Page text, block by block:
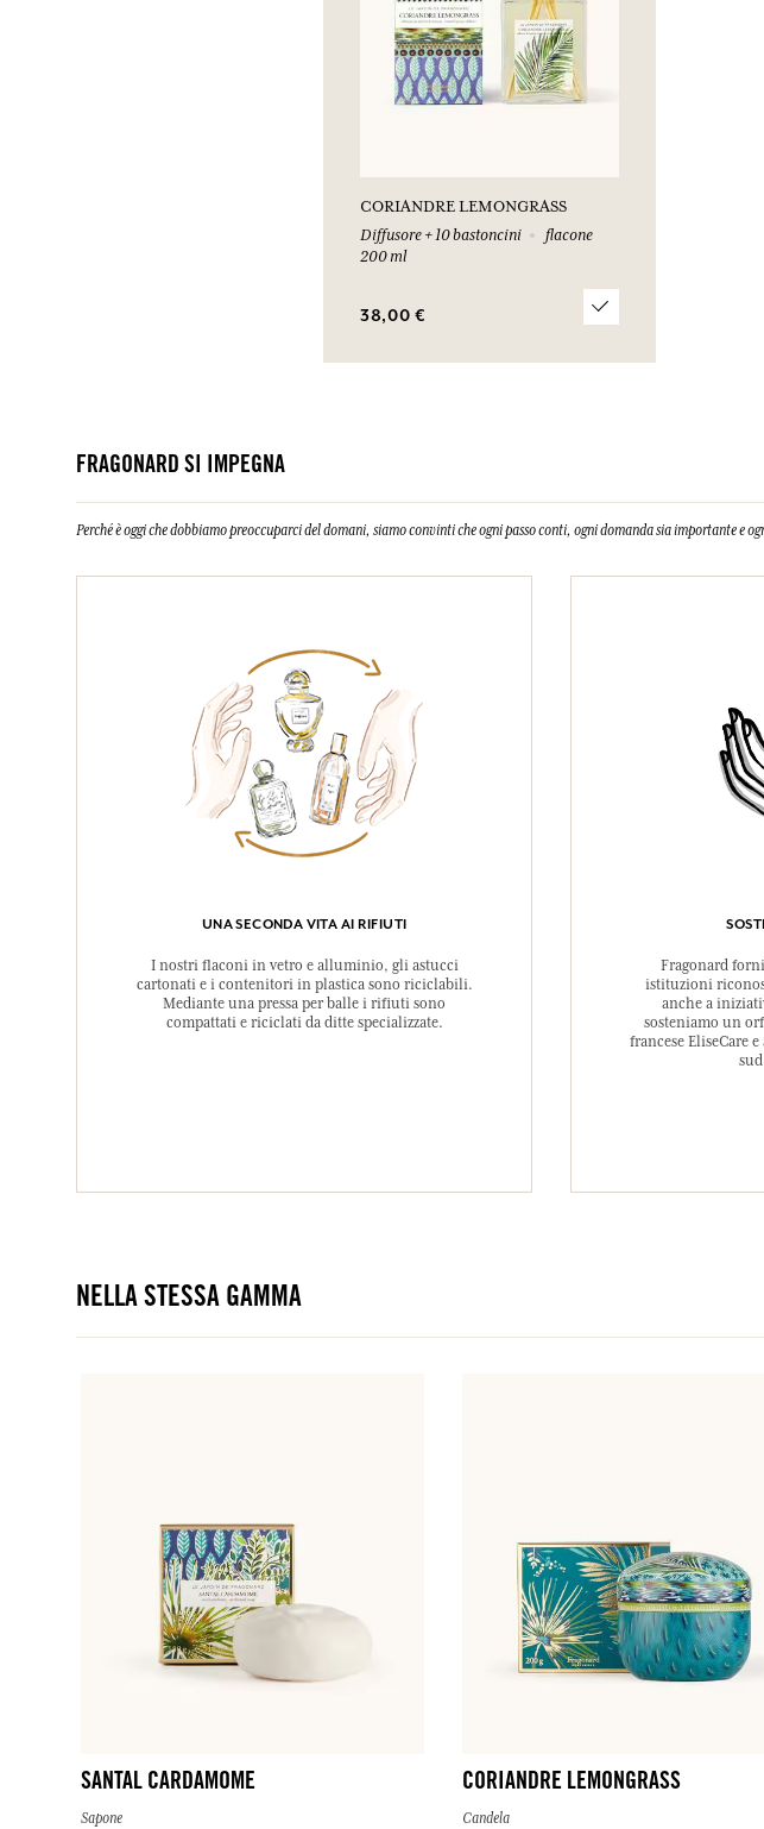
CORIANDRE LEMONGRASS
Diffusore + 10 bastoncini
flacone
200 ml
38,00 €
FRAGONARD SI IMPEGNA
Perché è oggi che dobbiamo preoccuparci del domani, siamo convinti che ogni passo conti, ogni domanda sia importante e
UNA SECONDA VITA AI RIFIUTI
I nostri flaconi in vetro e alluminio, gli astucci
cartonati e i contenitori in plastica sono riciclabili.
Mediante una pressa per balle i rifiuti sono
compattati e riciclati da ditte specializzate.
Fragonard
istituzioni
anche a
sosteniamo un
francese EliseCare
NELLA STESSA GAMMA
SANTAL CARDAMOME
Sapone
CORIANDRE LEMONGRASS
Candela